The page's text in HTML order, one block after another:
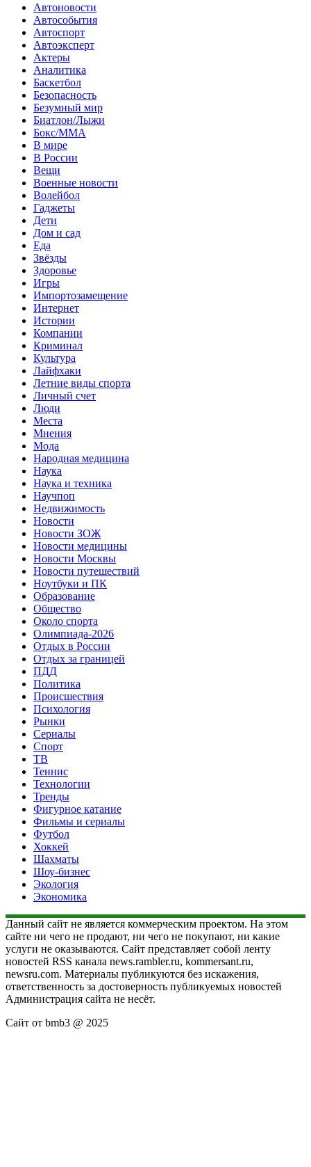
Автоновости
Автособытия
Автоспорт
Автоэксперт
Актеры
Аналитика
Баскетбол
Безопасность
Безумный мир
Биатлон/Лыжи
Бокс/MMA
В мире
В России
Вещи
Военные новости
Волейбол
Гаджеты
Дети
Дом и сад
Еда
Звёзды
Здоровье
Игры
Импортозамещение
Интернет
Истории
Компании
Криминал
Культура
Лайфхаки
Летние виды спорта
Личный счет
Люди
Места
Мнения
Мода
Народная медицина
Наука
Наука и техника
Научпоп
Недвижимость
Новости
Новости ЗОЖ
Новости медицины
Новости Москвы
Новости путешествий
Ноутбуки и ПК
Образование
Общество
Около спорта
Олимпиада-2026
Отдых в России
Отдых за границей
ПДД
Политика
Происшествия
Психология
Рынки
Сериалы
Спорт
ТВ
Теннис
Технологии
Тренды
Фигурное катание
Фильмы и сериалы
Футбол
Хоккей
Шахматы
Шоу-бизнес
Экология
Экономика
Данный сайт не является коммерческим проектом. На этом
сайте ни чего не продают, ни чего не покупают, ни какие
услуги не оказываются. Сайт представляет собой ленту
новостей RSS канала news.rambler.ru, kommersant.ru,
newsru.com. Материалы публикуются без искажения,
ответственность за достоверность публикуемых новостей
Администрация сайта не несёт.
Сайт от bmb3 @ 2025